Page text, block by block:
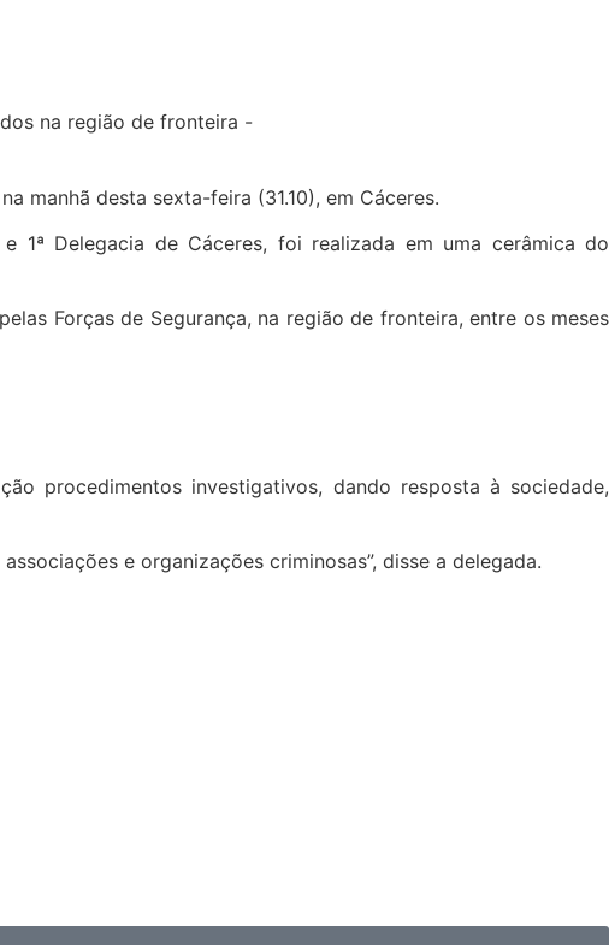
manhã desta sexta-feira (31.10), em Cáceres.
1ª Delegacia de Cáceres, foi realizada em uma cerâmica do
Forças de Segurança, na região de fronteira, entre os meses
procedimentos investigativos, dando resposta à sociedade,
e organizações criminosas”, disse a delegada.